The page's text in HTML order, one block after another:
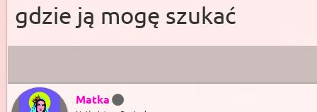
gdzie ją mogę szukać
Matka